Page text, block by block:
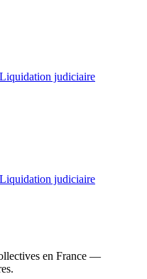
Liquidation judiciaire
Liquidation judiciaire
en France —